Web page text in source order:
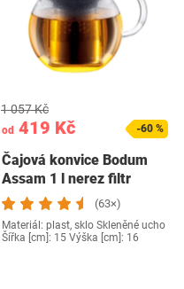
od 419 Kč
1 057 Kč
-60 %
Čajová konvice Bodum
Assam 1 l nerez filtr
(63×)
Materiál: plast, sklo Skleněné ucho
Šířka [cm]: 15 Výška [cm]: 16